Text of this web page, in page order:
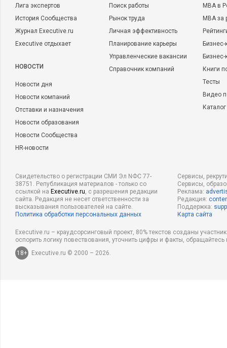
Лига экспертов
История Сообщества
Журнал Executive.ru
Executive отдыхает
НОВОСТИ
Новости дня
Новости компаний
Отставки и назначения
Новости образования
Новости Сообщества
HR-новости
Поиск работы
Рынок труда
Личная эффективность
Планирование карьеры
Управленческие вакансии
Справочник компаний
MBA в
MBA
Бизнес-
Книги
Тесты
Видео
Свидетельство о регистрации СМИ Эл NФС 77-
38751. Републикация материалов - только со
ссылкой на Executive.ru, с разрешения редакции
сайта. Редакция не несет ответственности за
высказывания пользователей на сайте.
Политика обработки персональных данных
Сервисы,
Сервисы,
Реклама:
Редакция:
Поддержка:
Карта сайта
Executive.ru – краудсорсинговый проект, 80% текстов созданы
оспорить логику повествования, уточнить цифры и факты,
18+
Executive.ru © 2000 – 2026.